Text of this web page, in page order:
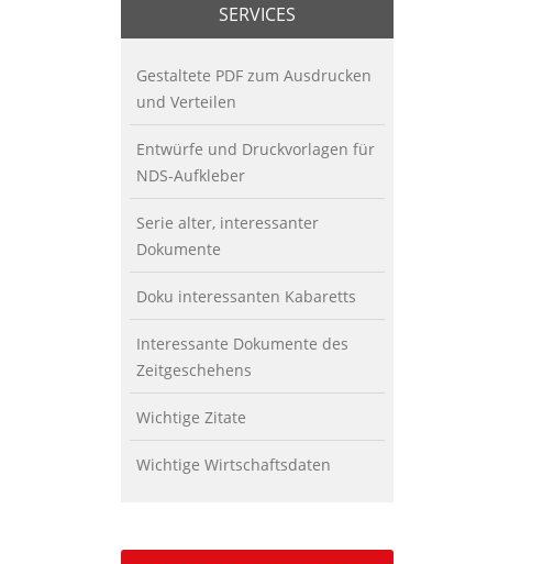
SERVICES
Gestaltete PDF zum Ausdrucken
und Verteilen
Entwürfe und Druckvorlagen für
NDS-Aufkleber
Serie alter, interessanter
Dokumente
Doku interessanten Kabaretts
Interessante Dokumente des
Zeitgeschehens
Wichtige Zitate
Wichtige Wirtschaftsdaten